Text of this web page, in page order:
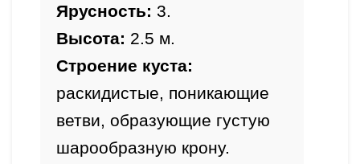
Ярусность: 3.
Высота: 2.5 м.
Строение куста:
раскидистые, поникающие
ветви, образующие густую
шарообразную крону.